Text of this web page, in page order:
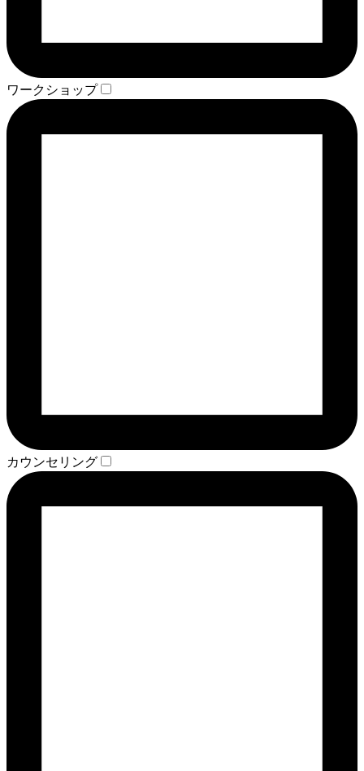
ワークショップ
カウンセリング